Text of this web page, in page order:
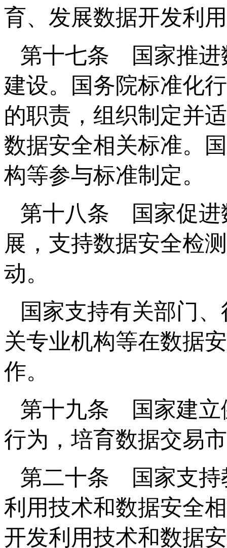
育、发展数据开发利
第十七条 国家推进
建设。国务院标准化
的职责，组织制定并
数据安全相关标准。
构等参与标准制定。
第十八条 国家促进
展，支持数据安全检
动。
国家支持有关部门
关专业机构等在数据
作。
第十九条 国家建立
行为，培育数据交易
第二十条 国家支持
利用技术和数据安全
开发利用技术和数据